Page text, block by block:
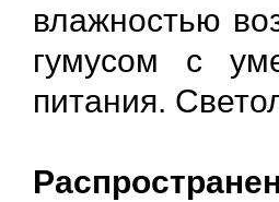
влажностью
гумусом с
питания.